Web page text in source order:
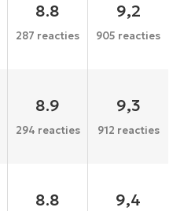
8.8
287 reacties
9,2
905 reacties
8.9
294 reacties
9,3
912 reacties
8.8 9,4